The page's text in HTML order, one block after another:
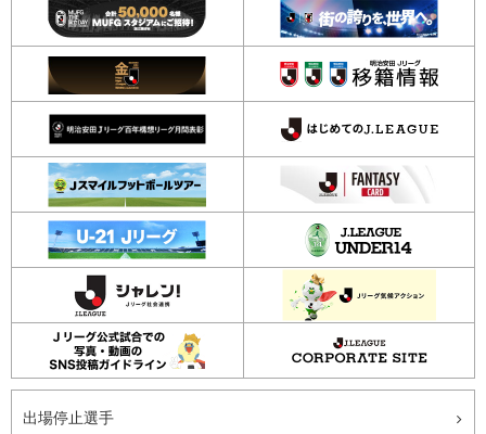
出場停止選手